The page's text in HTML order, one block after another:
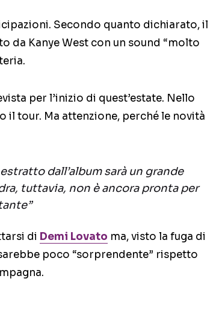
Secondo quanto dichiarato, il
da Kanye West con un sound “molto
per l’inizio di quest’estate. Nello
il tour. Ma attenzione, perché le novità
dall’album sarà un grande
tuttavia, non è ancora pronta per
di Demi Lovato ma, visto la fuga di
poco “sorprendente” rispetto